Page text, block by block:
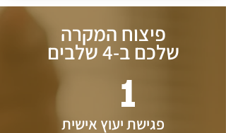
פיצוח המקרה
שלכם ב-4 שלבים
פגישת יעוץ אישית
1